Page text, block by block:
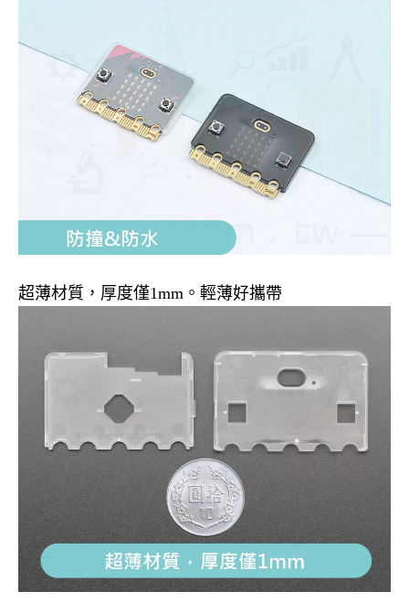
超薄材質，厚度僅1mm。輕薄好攜帶